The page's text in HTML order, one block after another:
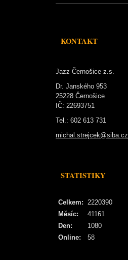
KONTAKT
Jazz Černošice z.s.
Dr. Janského 953
25228 Černošice
IČ: 22693751
Tel.: 602 613 731
michal.strejcek@siba.cz
STATISTIKY
Online: 58
Celkem: 2220390
Měsíc:
41161
Den:
1080